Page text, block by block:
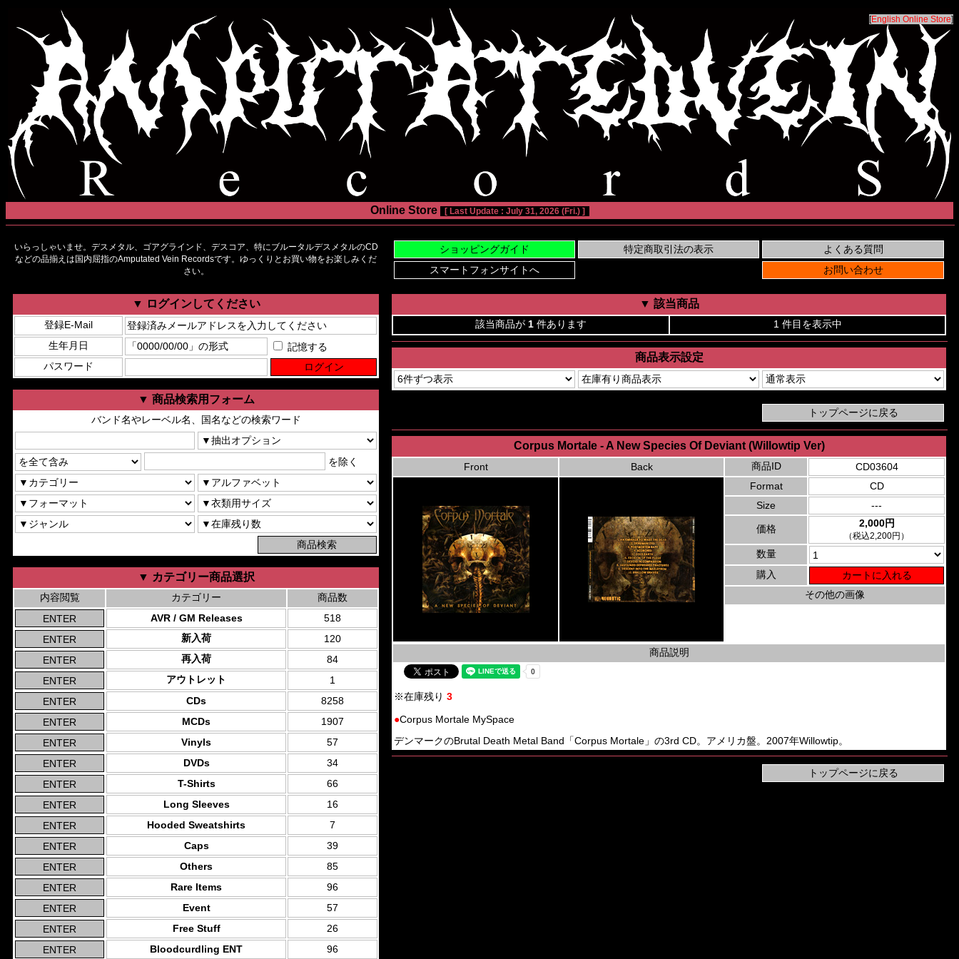
[English Online Store]
Online Store [ Last Update : July 31, 2026 (Fri.) ]
いらっしゃいませ。デスメタル、ゴアグラインド、デスコア、特にブルータルデスメタルのCD
などの品揃えは国内屈指のAmputated Vein Recordsです。ゆっくりとお買い物をお楽しみくだ
さい。
▼ ログインしてください
登録E-Mail
生年月日
記憶する
パスワード
▼ 商品検索用フォーム
バンド名やレーベル名、国名などの検索ワード
を除く
▼ カテゴリー商品選択
内容閲覧 カテゴリー
商品数
AVR / GM Releases
518
新入荷
120
再入荷
84
アウトレット
1
CDs
8258
MCDs
1907
Vinyls
57
DVDs
34
T-Shirts
66
Long Sleeves
16
Hooded Sweatshirts
7
Caps
39
Others
85
Rare Items
96
Event
57
Free Stuff
26
Bloodcurdling ENT
96
▼ 該当商品
該当商品が 1 件あります 1 件目を表示中
商品表示設定
Corpus Mortale - A New Species Of Deviant (Willowtip Ver)
Front Back 商品ID
CD03604
Format
CD
Size
---
価格 2,000円
（税込2,200円）
数量
購入
その他の画像
商品説明
※在庫残り 3
●Corpus Mortale MySpace
デンマークのBrutal Death Metal Band「Corpus Mortale」の3rd CD。アメリカ盤。2007年Willowtip。